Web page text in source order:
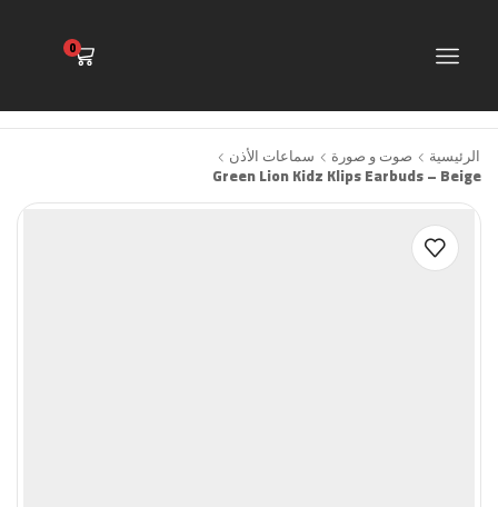
0
الرئيسية صوت و صورة سماعات الأذن
Green Lion Kidz Klips Earbuds – Beige